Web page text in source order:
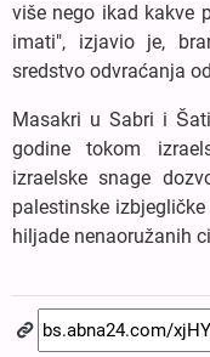
više nego ikad kakve
imati", izjavio je,
sredstvo odvraćanja
Masakri u Sabri i
godine tokom
izraelske snage
palestinske
hiljade nenaoružanih